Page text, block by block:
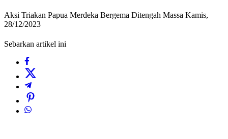
Aksi Triakan Papua Merdeka Bergema Ditengah Massa Kamis,
28/12/2023
Sebarkan artikel ini